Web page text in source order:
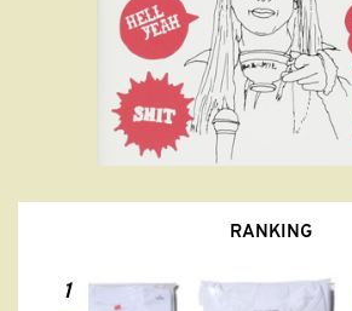
RANKING
1